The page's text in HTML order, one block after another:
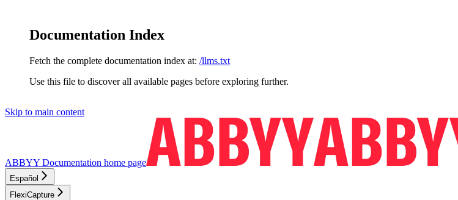
Documentation Index
Fetch the complete documentation index at: /llms.txt
Use this file to discover all available pages before exploring further.
Skip to main content
ABBYY Documentation home page
Español
FlexiCapture